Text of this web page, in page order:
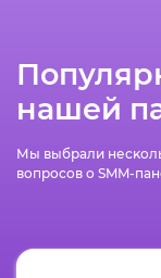
нашей
Мы выбрали
вопросов о SMM-